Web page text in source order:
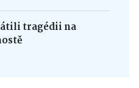
tragédii na